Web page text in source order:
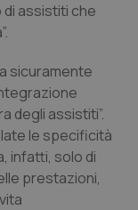
assistiti che
sicuramente
degli assistiti”.
le specificità
infatti, solo di
prestazioni,
Sessione